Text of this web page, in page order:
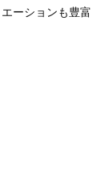
ーションも豊富